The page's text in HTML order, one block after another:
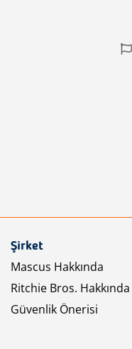
Şirket
Mascus Hakkında
Ritchie Bros. Hakkında
Güvenlik Önerisi